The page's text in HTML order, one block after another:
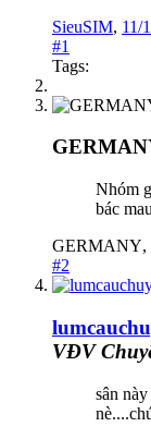
SieuSIM, 11/
#1
Tags:
Nhóm
bác
GERMANY,
#2
VĐV
sân